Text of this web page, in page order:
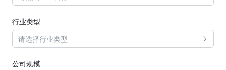
行业类型
请选择行业类型
公司规模